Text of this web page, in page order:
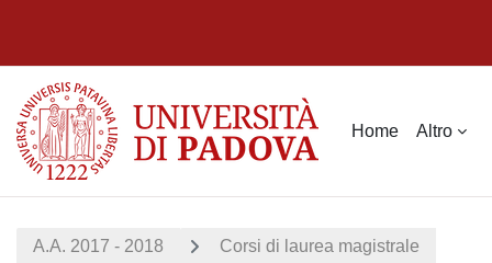
Home Altro
A.A. 2017 - 2018 Corsi di laurea magistrale